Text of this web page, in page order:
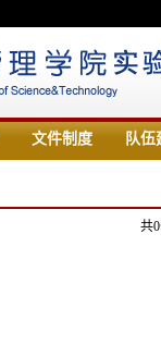
文件制度 队伍
共